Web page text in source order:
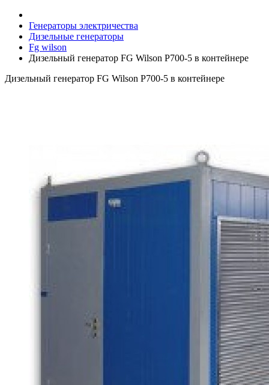
Генераторы электричества
Дизельные генераторы
Fg wilson
Дизельный генератор FG Wilson P700-5 в контейнере
Дизельный генератор FG Wilson P700-5 в контейнере